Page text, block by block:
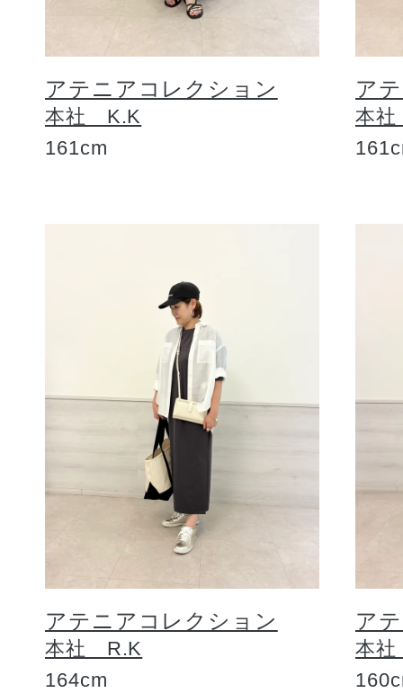
アテニアコレクション
本社 K.K
161cm
ア
本
アテニアコレクション
本社 R.K
164cm
ア
本